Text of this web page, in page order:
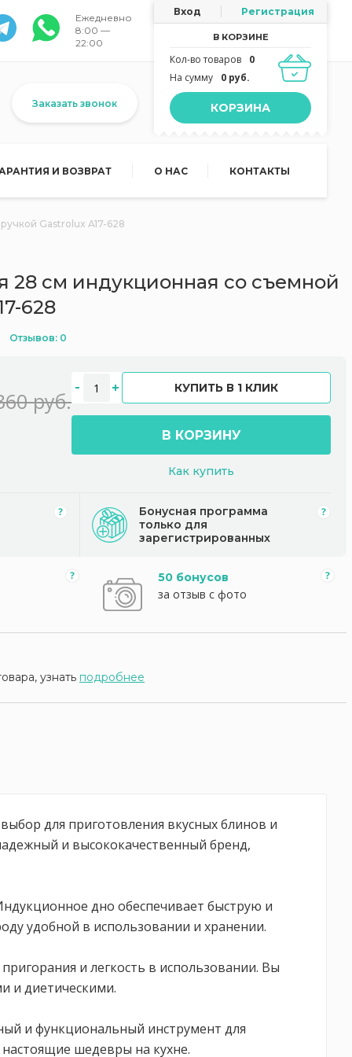
Ежедневно
8:00 —
22:00
Вход Регистрация
В КОРЗИНЕ
Кол-во товаров
0
На сумму
0 руб.
КОРЗИНА
Заказать звонок
И ВОЗВРАТ О НАС КОНТАКТЫ
Gastrolux A17-628
28 см индукционная со съемной
628
Отзывов: 0
руб. КУПИТЬ В 1 КЛИК
В КОРЗИНУ
Как купить
Бонусная программа
только для
зарегистрированных
50 бонусов
за отзыв с фото
узнать подробнее
для приготовления вкусных блинов и
и высококачественный бренд,
дно обеспечивает быструю и
удобной в использовании и хранении.
и легкость в использовании. Вы
и диетическими.
и функциональный инструмент для
шедевры на кухне.